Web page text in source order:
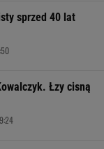
sprzed 40 lat
Łzy cisną